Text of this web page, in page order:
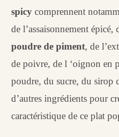
spicy comprennent
de l’assaisonnement épicé,
poudre de piment, de
de poivre, de l ‘oignon en
poudre, du sucre, du sirop
d’autres ingrédients pour
caractéristique de ce plat